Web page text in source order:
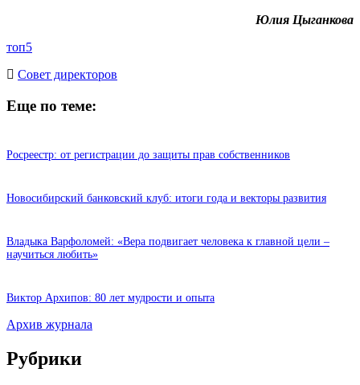
Юлия Цыганкова
топ5
Cовет директоров
Еще по теме:
Росреестр: от регистрации до защиты прав собственников
Новосибирский банковский клуб: итоги года и векторы развития
Владыка Варфоломей: «Вера подвигает человека к главной цели –
научиться любить»
Виктор Архипов: 80 лет мудрости и опыта
Архив журнала
Рубрики